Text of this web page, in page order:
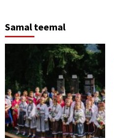
Samal teemal